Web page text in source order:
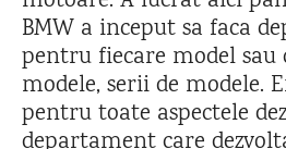
BMW a inceput sa faca
pentru fiecare model
modele, serii de modele.
pentru toate aspectele